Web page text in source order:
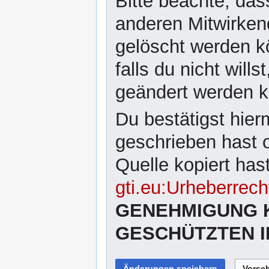
anderen
gelöscht werden
falls du nicht
geändert werden
Du bestätigst
geschrieben hast
Quelle kopiert
GENEHMIGUNG
GESCHÜTZTEN